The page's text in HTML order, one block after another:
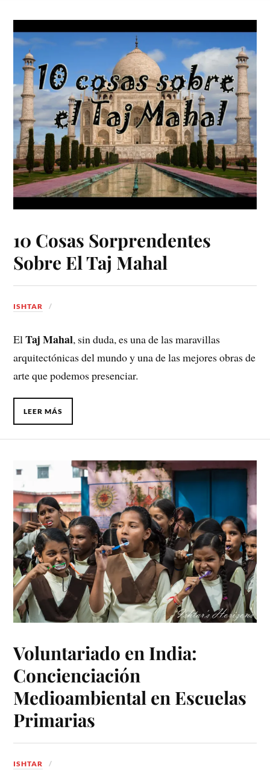
10 Cosas Sorprendentes
Sobre El Taj Mahal
ISHTAR
ElTaj Mahal, sin duda, es una de las maravillas
arquitectónicas del mundo y una de las mejores obras de
arte que podemos presenciar.
LEER MÁS
Voluntariado en India:
Concienciación
Medioambiental en Escuelas
Primarias
ISHTAR